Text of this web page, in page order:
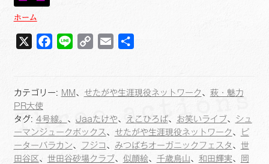
ホーム
X
o
o
k
e
y
i
n
k
i
カテゴリー: MM 、 せたがや生涯現役ネットワーク 、 萩・魅力
PR大使
タグ: 4号線。 、 Jaaたけや、 えこひろば、 お笑いライブ、 シュ
ーマンジュークボックス、 せたがや生涯現役ネットワーク 、
ピ
ーターバラカン、 フジコ 、 みつばちオーガニックフェスタ 、 世
田谷区 、 世田谷砂場クラブ、 似顔絵、 千歳烏山、 和田輝実、
岡